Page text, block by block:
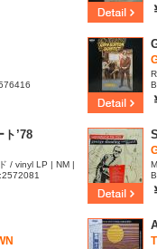
’78
/ vinyl LP | NM |